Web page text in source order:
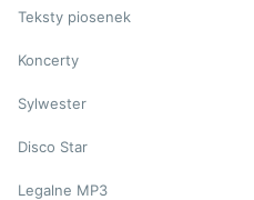
Teksty piosenek
Koncerty
Sylwester
Disco Star
Legalne MP3